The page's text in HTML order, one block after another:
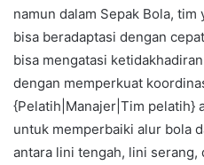
namun dalam Sepak Bola,
bisa beradaptasi dengan
bisa mengatasi
dengan memperkuat
{Pelatih|Manajer|Tim pelatih}
untuk memperbaiki alur bola
antara lini tengah, lini serang,